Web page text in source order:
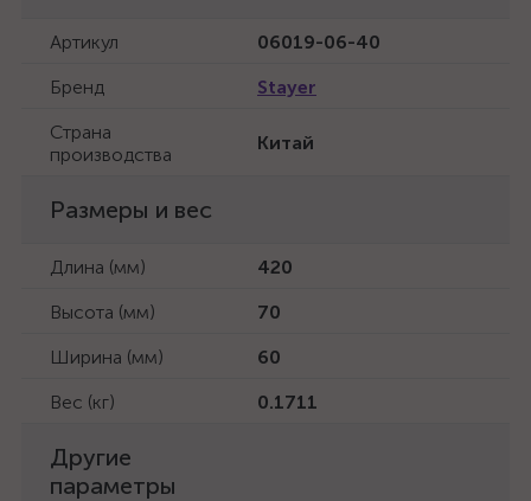
Артикул
06019-06-40
Бренд
Stayer
Страна
производства
Китай
Размеры и вес
Длина (мм)
420
Высота (мм)
70
Ширина (мм)
60
Вес (кг)
0.1711
Другие
параметры